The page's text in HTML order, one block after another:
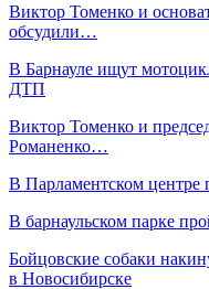
Виктор Томенко и
обсудили…
В Барнауле ищут
ДТП
Виктор Томенко и
Романенко…
В Парламентском
В барнаульском парке
Бойцовские собаки
в Новосибирске